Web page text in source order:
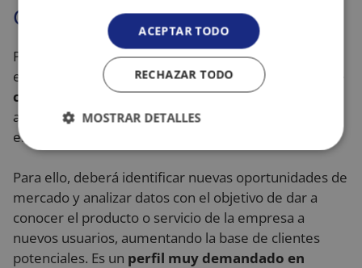
Growth Manager
Por su parte, el growth manager es el profesional
encargado de diseñar e implementar
estrategias de
crecimiento para una empresa, tratando de
aumentar los ingresos de forma rápida pero estable
en el tiempo.
Para ello, deberá identificar nuevas oportunidades de
mercado y analizar datos con el objetivo de dar a
conocer el producto o servicio de la empresa a
nuevos usuarios, aumentando la base de clientes
potenciales. Es un perfil muy demandado en
ACEPTAR TODO
RECHAZAR TODO
MOSTRAR DETALLES
Cookies
necesarias
Cookies de
Cookies de
preferencias
Cookies de
funcionalidad